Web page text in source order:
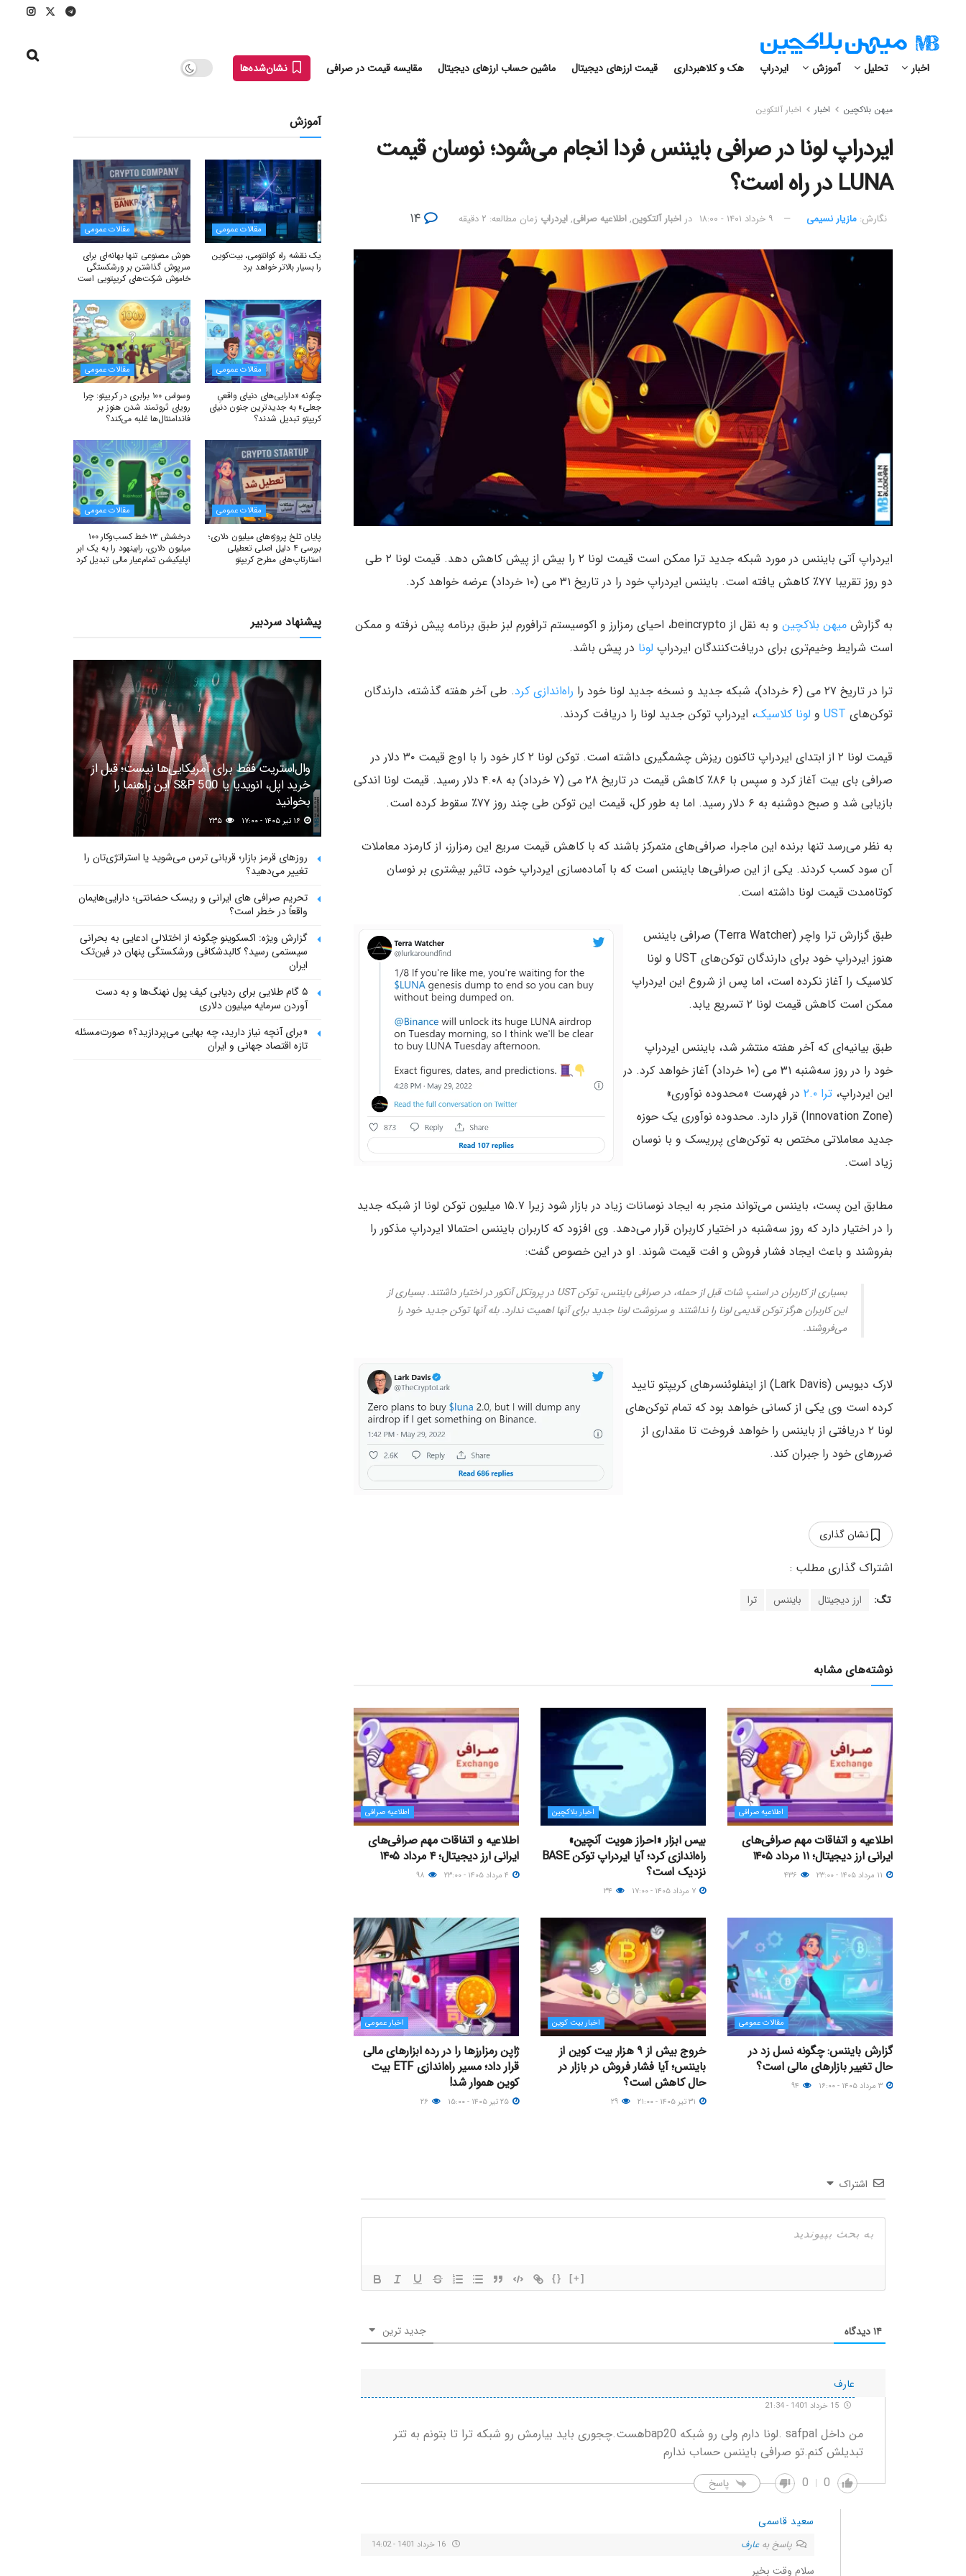
اخبار تحلیل آموزش ایردراپ هک و کلاهبرداری قیمت ارزهای دیجیتال ماشین حساب ارزهای دیجیتال مقایسه قیمت در صرافی نشان‌شده‌ها
میهن بلاکچین اخبار اخبار آلتکوین
ایردراپ لونا در صرافی بایننس فردا انجام می‌شود؛ نوسان قیمت
LUNA در راه است؟
نگارش:‌ مازیار نسیمی ۹ خرداد ۱۴۰۱ - ۱۸:۰۰ در اخبار آلتکوین,اطلاعیه صرافی,ایردراپ زمان مطالعه: ۲ دقیقه
ایردراپ آتی بایننس در مورد شبکه جدید ترا ممکن است قیمت لونا ۲ را بیش از پیش کاهش دهد. قیمت لونا ۲ طی
دو روز تقریبا ۷۷٪ کاهش یافته است. بایننس ایردراپ خود را در تاریخ ۳۱ می (۱۰ خرداد) عرضه خواهد کرد.
به گزارش میهن بلاکچین
و به نقل از beincrypto، احیای رمزارز و اکوسیستم ترافورم لبز طبق برنامه پیش نرفته و ممکن
است شرایط وخیم‌تری برای دریافت‌کنندگان ایردراپ لونا در پیش باشد.
ترا در تاریخ ۲۷ می (۶ خرداد)، شبکه جدید و نسخه جدید لونا خود را راه‌اندازی کرد. طی آخر هفته گذشته، دارندگان
توکن‌های UST و لونا کلاسیک، ایردراپ توکن جدید لونا را دریافت کردند.
قیمت لونا ۲ از ابتدای ایردراپ تاکنون ریزش چشمگیری داشته است. توکن لونا ۲ کار خود را با اوج قیمت ۳۰ دلار در
صرافی بای بیت آغاز کرد و سپس با ۸۶٪ کاهش قیمت در تاریخ ۲۸ می (۷ خرداد) به ۴.۰۸ دلار رسید. قیمت لونا اندکی
بازیابی شد و صبح دوشنبه به ۶ دلار رسید. اما به طور کل، قیمت این توکن طی چند روز ۷۷٪ سقوط کرده است.
به نظر می‌رسد تنها برنده این ماجرا، صرافی‌های متمرکز باشند که با کاهش قیمت سریع این رمزارز، از کارمزد معاملات
آن سود کسب کردند. یکی از این صرافی‌ها بایننس است که با آماده‌سازی ایردراپ خود، تاثیر بیشتری بر نوسان
کوتاه‌مدت قیمت لونا داشته است.
طبق گزارش ترا واچر (Terra Watcher) صرافی بایننس
هنوز ایردراپ خود برای دارندگان توکن‌های UST و لونا
کلاسیک را آغاز نکرده است، اما پس از شروع این ایردراپ
ممکن است کاهش قیمت لونا ۲ تسریع یابد.
طبق بیانیه‌ای که آخر هفته منتشر شد، بایننس ایردراپ
خود را در روز سه‌شنبه ۳۱ می (۱۰ خرداد) آغاز خواهد کرد. در
این ایردراپ، ترا ۲.۰
در فهرست «محدوده نوآوری»
(Innovation Zone) قرار دارد. محدوده نوآوری یک حوزه
جدید معاملاتی مختص به توکن‌های پرریسک و با نوسان
زیاد است.
مطابق این پست، بایننس می‌تواند منجر به ایجاد نوسانات زیاد در بازار شود زیرا ۱۵.۷ میلیون توکن لونا از شبکه جدید
را در اختیار دارد که روز سه‌شنبه در اختیار کاربران قرار می‌دهد. وی افزود که کاربران بایننس احتمالا ایردراپ مذکور را
بفروشند و باعث ایجاد فشار فروش و افت قیمت شوند. او در این خصوص گفت:
بسیاری از کاربران در اسنپ شات قبل از حمله، در صرافی بایننس، توکن UST در پروتکل آنکور در اختیار داشتند. بسیاری از
این کاربران هرگز توکن قدیمی لونا را نداشتند و سرنوشت لونا جدید برای آنها اهمیت ندارد. بله آنها توکن جدید خود را
می‌فروشند.
لارک دیویس (Lark Davis) از اینفلوئنسرهای کریپتو تایید
کرده است وی یکی از کسانی خواهد بود که تمام توکن‌های
لونا ۲ دریافتی از بایننس را خواهد فروخت تا مقداری از
ضررهای خود را جبران کند.
نشان گذاری
تگ: ارز دیجیتال بایننس ترا
نوشته‌های مشابه
اطلاعیه صرافی
اطلاعیه و اتفاقات مهم صرافی‌های
ایرانی ارز دیجیتال؛ ۱۱ مرداد ۱۴۰۵
اخبار بلاکچین
بیس ابزار «احراز هویت آنچین»
راه‌اندازی کرد؛ آیا ایردراپ توکن BASE
نزدیک‌ است؟
اطلاعیه صرافی
اطلاعیه و اتفاقات مهم صرافی‌های
ایرانی ارز دیجیتال؛ ۴ مرداد ۱۴۰۵
مقالات عمومی
گزارش بایننس: چگونه نسل زد در
حال تغییر بازارهای مالی است؟
اخبار بیت کوین
خروج بیش از ۹ هزار بیت کوین از
بایننس؛ آیا فشار فروش در بازار در
حال کاهش است؟
اخبار عمومی
ژاپن رمزارزها را در رده ابزارهای مالی
قرار داد؛ مسیر راه‌اندازی ETF بیت
کوین هموار شد!
اشتراک
{} [+]
۱۴دیدگاه جدید ترین
عارف
من داخل safpal .لونا دارم ولی رو شبکه bap20هست.چجوری باید بیارمش رو شبکه ترا تا بتونم به تتر
تبدیلش کنم.تو صرافی بایننس حساب ندارم
0
0 پاسخ
سعید قاسمی
پاسخ بهعارف
سلام وقت بخیر
آموزش
مقالات عمومی
یک نقشه راه کوانتومی، بیت‌کوین
را بسیار بالاتر خواهد برد
مقالات عمومی
هوش مصنوعی تنها بهانه‌ای برای
سرپوش گذاشتن بر ورشکستگی
خاموش شرکت‌های کریپتویی است
مقالات عمومی
چگونه «دارایی‌های دنیای واقعیِ
جعلی» به جدیدترین جنون دنیای
کریپتو تبدیل شدند؟
مقالات عمومی
وسواس ۱۰۰ برابری در کریپتو: چرا
رویای ثروتمند شدن هنوز بر
فاندامنتال‌ها غلبه می‌کند؟
مقالات عمومی
پایان تلخ پروژه‌های میلیون دلاری؛
بررسی ۴ دلیل اصلی تعطیلی
استارتاپ‌های مطرح کریپتو
مقالات عمومی
درخشش ۱۳ خط کسب‌وکار ۱۰۰
میلیون دلاری، رابینهود را به یک ابر
اپلیکیشن تمام‌عیار مالی تبدیل کرد
پیشنهاد سردبیر
وال‌استریت فقط برای آمریکایی‌ها نیست؛ قبل از
خرید اپل، انویدیا یا S&P 500 این راهنما را
بخوانید
روزهای قرمز بازار؛ قربانی ترس می‌شوید یا استراتژی‌تان را
تغییر می‌دهید؟
تحریم صرافی های ایرانی و ریسک حضانتی؛ دارایی‌هایمان
واقعاً در خطر است؟
گزارش ویژه: اکسکوینو چگونه از اختلالی ادعایی به بحرانی
سیستمی رسید؟ کالبدشکافی ورشکستگی پنهان در فین‌تک
ایران
۵ گام طلایی برای ردیابی کیف پول‌ نهنگ‌ها و به دست
آوردن سرمایه میلیون دلاری
«برای آنچه نیاز دارید، چه بهایی می‌پردازید؟» صورت‌مسئله
تازه اقتصاد جهانی و ایران